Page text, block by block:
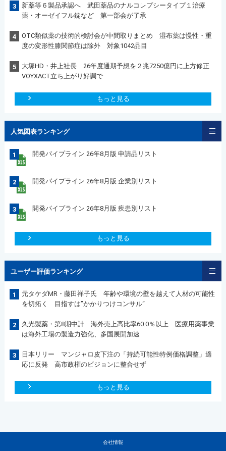
3
新薬等６製品承認へ 武田薬品のナルコレプシータイプ１治療
薬・オーゼイフル錠など 第一部会が了承
4
OTC類似薬の技術的検討会が中間取りまとめ 湿布薬は慢性・重
度の変形性膝関節症は除外 対象1042品目
5
大塚HD・井上社長 26年度通期予想を２兆7250億円に上方修正
VOYXACT立ち上がり好調で
もっと見る
人気図表ランキング
1 開発パイプライン 26年8月版 申請品リスト
2 開発パイプライン 26年8月版 企業別リスト
3 開発パイプライン 26年8月版 疾患別リスト
もっと見る
ユーザー評価ランキング
1
元タケダMR・藤田祥子氏 年齢や環境の壁を越えて人材の可能性
を切拓く 目指すは”かかりつけコンサル“
2
久光製薬・第8期中計 海外売上高比率60.0％以上 医療用薬事業
は海外工場の製造力強化、多国展開加速
3
日本リリー マンジャロ皮下注の「持続可能性特例価格調整」適
応に反発 高市政権のビジョンに整合せず
もっと見る
会社情報